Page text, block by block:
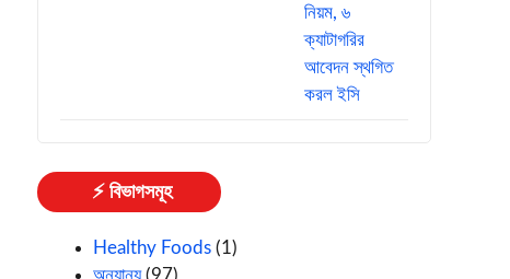
⚡ বিভাগসমূহ
Healthy Foods (1)
অন্যান্য(97)